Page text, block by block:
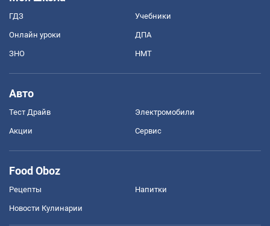
ГДЗ Учебники
Онлайн уроки ДПА
ЗНО НМТ
Авто
Тест Драйв Электромобили
Акции Сервис
Food Oboz
Рецепты Напитки
Новости Кулинарии